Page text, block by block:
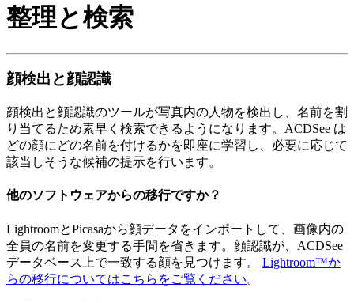
整理と検索
顔検出と顔認識
顔検出と顔認識のツールが写真内の人物を検出し、名前を割
り当てるため素早く検索できるようになります。ACDSee は
どの顔にどの名前を付けるかを即座に学習し、必要に応じて
該当しそうな候補の提示を行います。
他のソフトウェアからの移行ですか？
LightroomとPicasaから顔データをインポートして、画像内の
全員の名前を変更する手間を省きます。顔認識が、ACDSee
データベース上で一致する顔を見つけます。 Lightroom™か
らの移行についてはこちらをご覧ください。